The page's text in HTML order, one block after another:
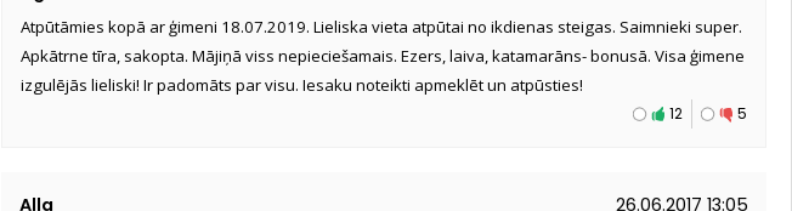
Atpūtāmies kopā ar ģimeni 18.07.2019. Lieliska vieta atpūtai no ikdienas steigas. Saimnieki super.
Apkātrne tīra, sakopta. Mājiņā viss nepieciešamais. Ezers, laiva, katamarāns- bonusā. Visa ģimene
izgulējās lieliski! Ir padomāts par visu. Iesaku noteikti apmeklēt un atpūsties!
5
12
Alla 26.06.2017 13:05